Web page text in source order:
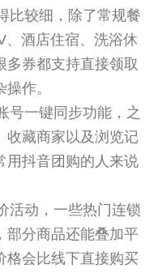
比较细，除了常规餐
、酒店住宿、洗浴休
多券都支持直接领取
作。
号一键同步功能，之
收藏商家以及浏览记
用抖音团购的人来说
活动，一些热门连锁
部分商品还能叠加平
格会比线下直接购买